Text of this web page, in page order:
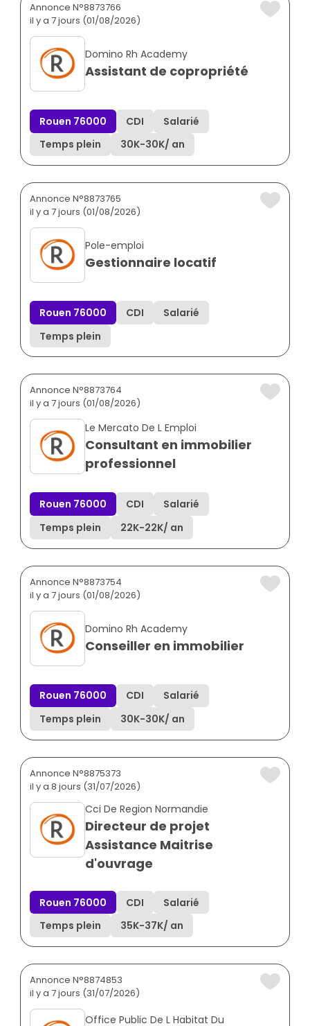
Annonce N°8873766
il y a 7 jours (01/08/2026)
Domino Rh Academy
Assistant de copropriété
Rouen 76000 CDI
Salarié
Temps plein
30K-30K/ an
Annonce N°8873765
il y a 7 jours (01/08/2026)
Pole-emploi
Gestionnaire locatif
Rouen 76000 CDI
Salarié
Temps plein
Annonce N°8873764
il y a 7 jours (01/08/2026)
Le Mercato De L Emploi
Consultant en immobilier
professionnel
Rouen 76000 CDI
Salarié
Temps plein
22K-22K/ an
Annonce N°8873754
il y a 7 jours (01/08/2026)
Domino Rh Academy
Conseiller en immobilier
Rouen 76000 CDI
Salarié
Temps plein
30K-30K/ an
Annonce N°8875373
il y a 8 jours (31/07/2026)
Cci De Region Normandie
Directeur de projet
Assistance Maitrise
d'ouvrage
Rouen 76000 CDI
Salarié
Temps plein
35K-37K/ an
Annonce N°8874853
il y a 7 jours (31/07/2026)
Office Public De L Habitat Du